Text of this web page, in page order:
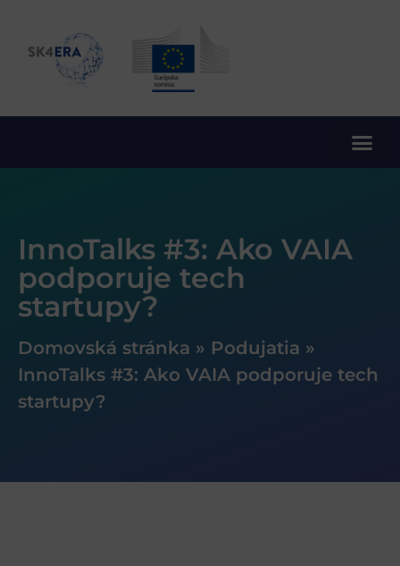
InnoTalks #3: Ako VAIA
podporuje tech
startupy?
Domovská stránka » Podujatia »
InnoTalks #3: Ako VAIA podporuje tech
startupy?